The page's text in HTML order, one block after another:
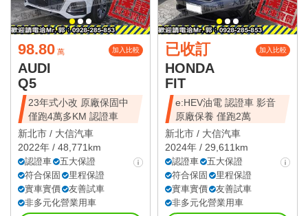
98.80 萬 加入比較
AUDI
Q5
23年式小改 原廠保固中
僅跑4萬多KM 認證車
新北市 / 大信汽車
2022年 / 48,771km
認證車
五大保證
符合保固
里程保證
實車實價
友善試車
非多元化營業用車
已收訂 加入比較
HONDA
FIT
e:HEV油電 認證車 影音
原廠保養 僅跑2萬
新北市 / 大信汽車
2024年 / 29,611km
認證車
五大保證
符合保固
里程保證
實車實價
友善試車
非多元化營業用車